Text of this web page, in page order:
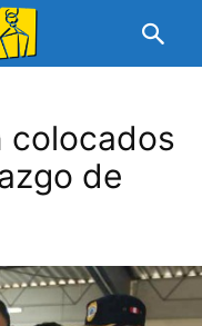
colocados
de